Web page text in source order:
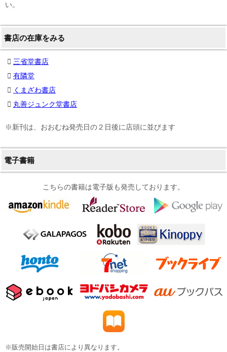
い。
書店の在庫をみる
三省堂書店
有隣堂
くまざわ書店
丸善ジュンク堂書店
※新刊は、おおむね発売日の２日後に店頭に並びます
電子書籍
こちらの書籍は電子版も発売しております。
※販売開始日は書店により異なります。